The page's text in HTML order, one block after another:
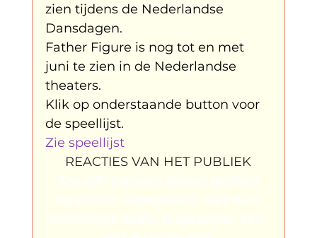
zien tijdens de Nederlandse
Dansdagen.
Father Figure is nog tot en met
juni te zien in de Nederlandse
theaters.
Klik op onderstaande button voor
de speellijst.
Zie speellijst
REACTIES VAN HET PUBLIEK